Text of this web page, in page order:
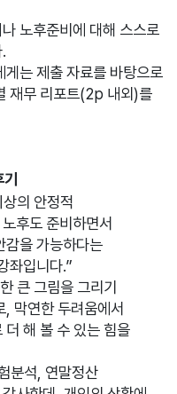
노후준비에 대해 스스로
는 제출 자료를 바탕으로
재무 리포트(2p 내외)를
기
의 안정적
후도 준비하면서
감을 가능하다는
좌입니다.”
큰 그림을 그리기
, 막연한 두려움에서
더 해 볼 수 있는 힘을
분석, 연말정산